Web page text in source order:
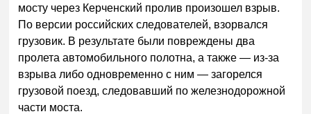
мосту через Керченский пролив произошел взрыв.
По версии российских следователей, взорвался
грузовик. В результате были повреждены два
пролета автомобильного полотна, а также — из-за
взрыва либо одновременно с ним — загорелся
грузовой поезд, следовавший по железнодорожной
части моста.